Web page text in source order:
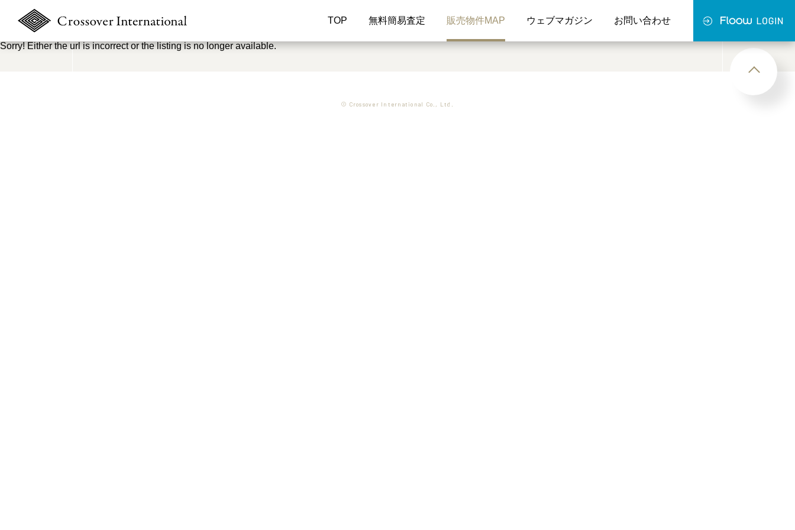
TOP 無料簡易査定 販売物件MAP ウェブマガジン お問い合わせ
Sorry! Either the url is incorrect or the listing is no longer available.
© Crossover International Co., Ltd.